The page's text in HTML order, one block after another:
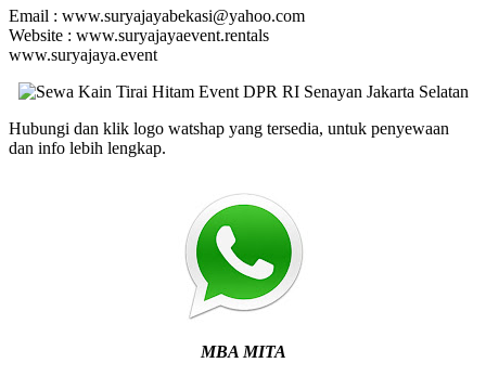
Email : www.suryajayabekasi@yahoo.com
Website : www.suryajayaevent.rentals
www.suryajaya.event
Hubungi dan klik logo watshap yang tersedia, untuk penyewaan
dan info lebih lengkap.
MBA MITA